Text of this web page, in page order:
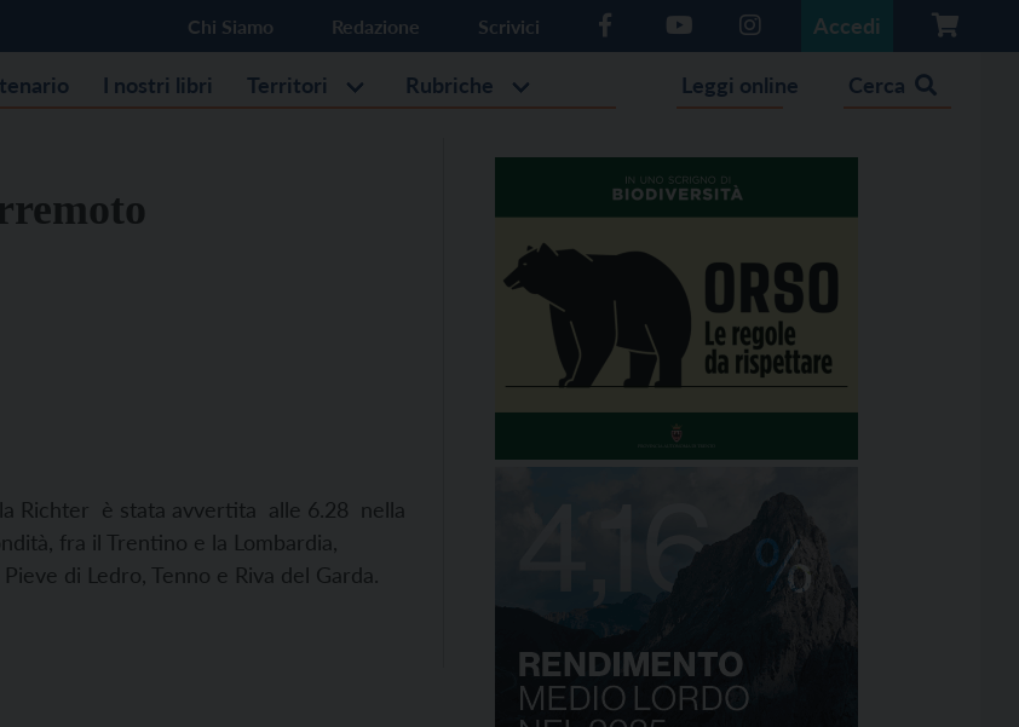
Chi Siamo Redazione Scrivici Accedi
I nostri libri Territori Rubriche Leggi online Cerca
Richter è stata avvertita alle 6.28 nella
fra il Trentino e la Lombardia,
di Ledro, Tenno e Riva del Garda.